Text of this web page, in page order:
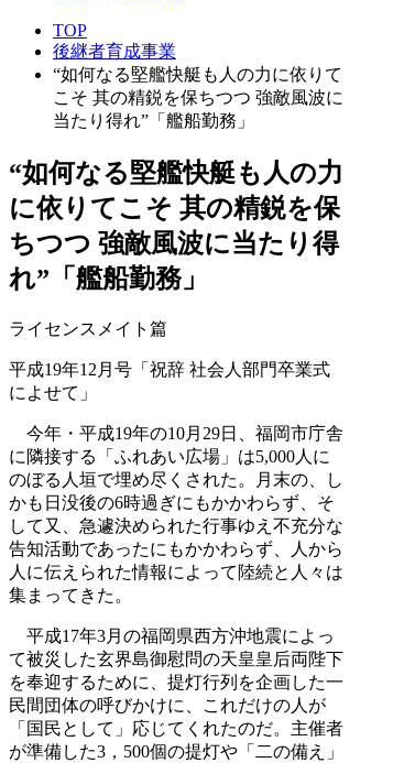
TOP
後継者育成事業
“如何なる堅艦快艇も人の力に依りて
こそ 其の精鋭を保ちつつ 強敵風波に
当たり得れ”「艦船勤務」
“如何なる堅艦快艇も人の力
に依りてこそ 其の精鋭を保
ちつつ 強敵風波に当たり得
れ”「艦船勤務」
ライセンスメイト篇
平成19年12月号「祝辞 社会人部門卒業式
によせて」
今年・平成19年の10月29日、福岡市庁舎
に隣接する「ふれあい広場」は5,000人に
のぼる人垣で埋め尽くされた。月末の、し
かも日没後の6時過ぎにもかかわらず、そ
して又、急遽決められた行事ゆえ不充分な
告知活動であったにもかかわらず、人から
人に伝えられた情報によって陸続と人々は
集まってきた。
平成17年3月の福岡県西方沖地震によっ
て被災した玄界島御慰問の天皇皇后両陛下
を奉迎するために、提灯行列を企画した一
民間団体の呼びかけに、これだけの人が
「国民として」応じてくれたのだ。主催者
が準備した3，500個の提灯や「二の備え」